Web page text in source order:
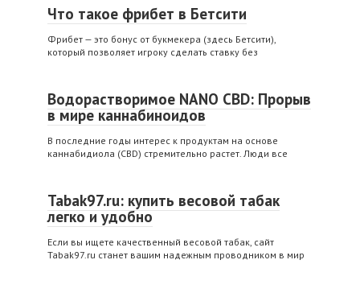
Что такое фрибет в Бетсити
Фрибет — это бонус от букмекера (здесь Бетсити),
который позволяет игроку сделать ставку без
Водорастворимое NANO CBD: Прорыв
в мире каннабиноидов
В последние годы интерес к продуктам на основе
каннабидиола (CBD) стремительно растет. Люди все
Tabak97.ru: купить весовой табак
легко и удобно
Если вы ищете качественный весовой табак, сайт
Tabak97.ru станет вашим надежным проводником в мир